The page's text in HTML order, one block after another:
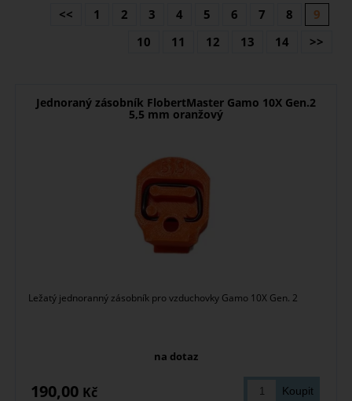
<< 1 2 3 4 5 6 7 8
9
10
11 12 13 14 >>
Jednoraný zásobník FlobertMaster Gamo 10X Gen.2
5,5 mm oranžový
Ležatý jednoranný zásobník pro vzduchovky Gamo 10X Gen. 2
na dotaz
190,00 Kč